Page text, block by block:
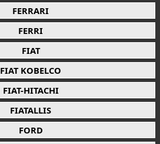
FERRARI
FERRI
FIAT
FIAT KOBELCO
FIAT-HITACHI
FIATALLIS
FORD